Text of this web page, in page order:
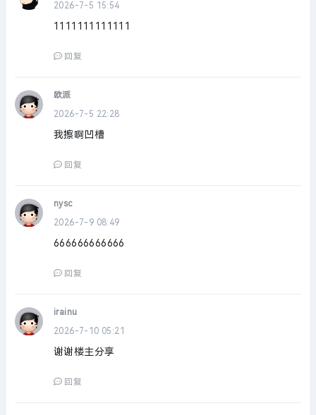
2026-7-5 15:54
1111111111111
回复
欧派
2026-7-5 22:28
我擦啊凹槽
回复
nysc
2026-7-9 08:49
666666666666
回复
irainu
2026-7-10 05:21
谢谢楼主分享
回复